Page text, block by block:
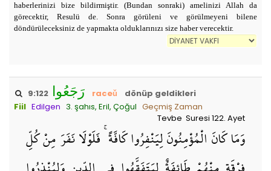
haberlerinizi bize bildirmiştir. (Bundan sonraki) amelinizi Allah da
görecektir, Resulü de. Sonra görüleni ve görülmeyeni bilene
döndürüleceksiniz de yapmakta olduklarınızı size haber verecektir.
9:122 رَجَعُوا raceǔ
dönüp geldikleri
Fiil Edilgen 3. şahıs, Eril, Çoğul Geçmiş Zaman
Tevbe Suresi 122. Ayet
وَمَا كَانَ الْمُؤْمِنُونَ لِيَنْفِرُوا كَافَّةً ۚ فَلَوْلَا نَفَرَ مِنْ كُلِّ